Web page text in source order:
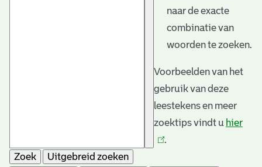
naar de exacte
combinatie van
woorden te zoeken.
Voorbeelden van het
gebruik van deze
leestekens en meer
zoektips vindt u hier
.
Zoek
Uitgebreid zoeken